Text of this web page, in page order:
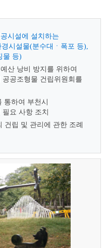
시설에 설치하는
시설물(분수대ㆍ폭포 등),
물 등)
산 낭비 방지를 위하여
공조형물 건립위원회를
하여 부천시
요 사항 조치
건립 및 관리에 관한 조례